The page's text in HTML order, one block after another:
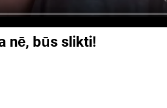
nē, būs slikti!